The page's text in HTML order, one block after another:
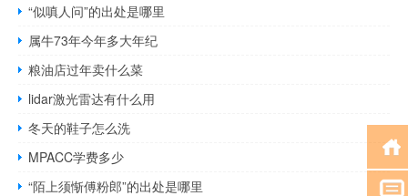
“似嗔人问”的出处是哪里
属牛73年今年多大年纪
粮油店过年卖什么菜
lidar激光雷达有什么用
冬天的鞋子怎么洗
MPACC学费多少
“陌上须惭傅粉郎”的出处是哪里